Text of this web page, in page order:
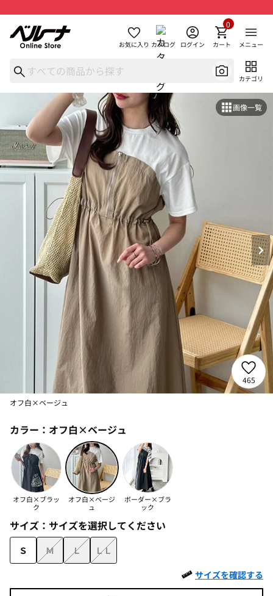
お気に入り カタログ ログイン カート
0
メニュー
カテゴリ
画像一覧
465
オフ白×ベージュ
カラー： オフ白×ベージュ
オフ白×ブラッ
ク
オフ白×ベージ
ュ
ボーダー×ブラ
ック
サイズ： サイズを選択してください
Ｓ Ｍ Ｌ
ＬＬ
サイズを確認する